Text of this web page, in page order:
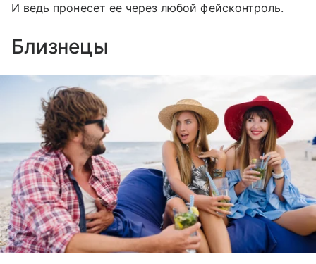
И ведь пронесет ее через любой фейсконтроль.
Близнецы